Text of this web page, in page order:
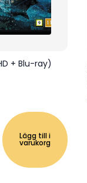
+ Blu-ray)
Lägg till i
varukorg